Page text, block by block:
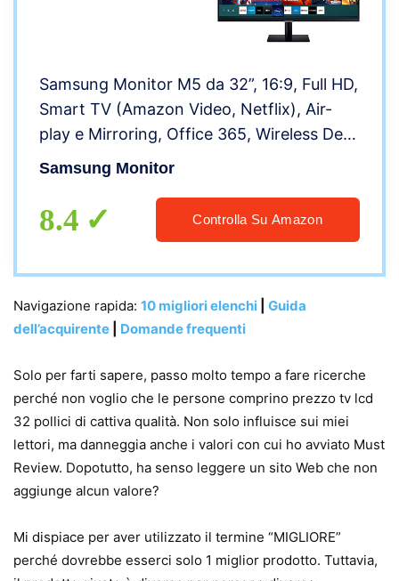
Samsung Monitor M5 da 32”, 16:9, Full HD,
Smart TV (Amazon Video, Netflix), Air-
play e Mirroring, Office 365, Wireless Dex,
Casse Integrate, WiFi, HDMI, USB,
Samsung Monitor
8.4 Controlla Su Amazon
Navigazione rapida: 10 migliori elenchi
Guida
dell’acquirente
Domande frequenti
Solo per farti sapere, passo molto tempo a fare ricerche
perché non voglio che le persone comprino prezzo tv lcd
32 pollici di cattiva qualità. Non solo influisce sui miei
lettori, ma danneggia anche i valori con cui ho avviato Must
Review. Dopotutto, ha senso leggere un sito Web che non
aggiunge alcun valore?
Mi dispiace per aver utilizzato il termine “MIGLIORE”
perché dovrebbe esserci solo 1 miglior prodotto. Tuttavia,